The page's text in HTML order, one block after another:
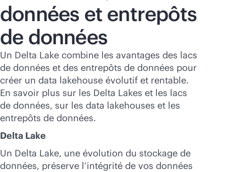
données et entrepôts
de données
Un Delta Lake combine les avantages des lacs
de données et des entrepôts de données pour
créer un data lakehouse évolutif et rentable.
En savoir plus sur les Delta Lakes et les lacs
de données, sur les data lakehouses et les
entrepôts de données.
Delta Lake
Un Delta Lake, une évolution du stockage de
données, préserve l’intégrité de vos données